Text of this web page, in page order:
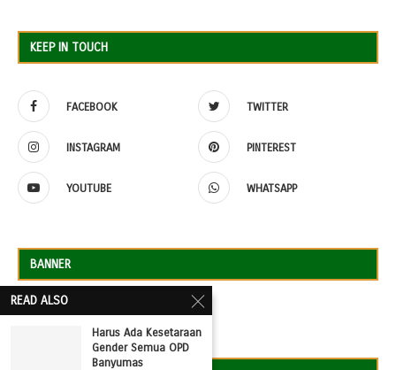
KEEP IN TOUCH
FACEBOOK TWITTER
INSTAGRAM PINTEREST
YOUTUBE WHATSAPP
BANNER
READ ALSO
Harus Ada Kesetaraan
Gender Semua OPD
Banyumas